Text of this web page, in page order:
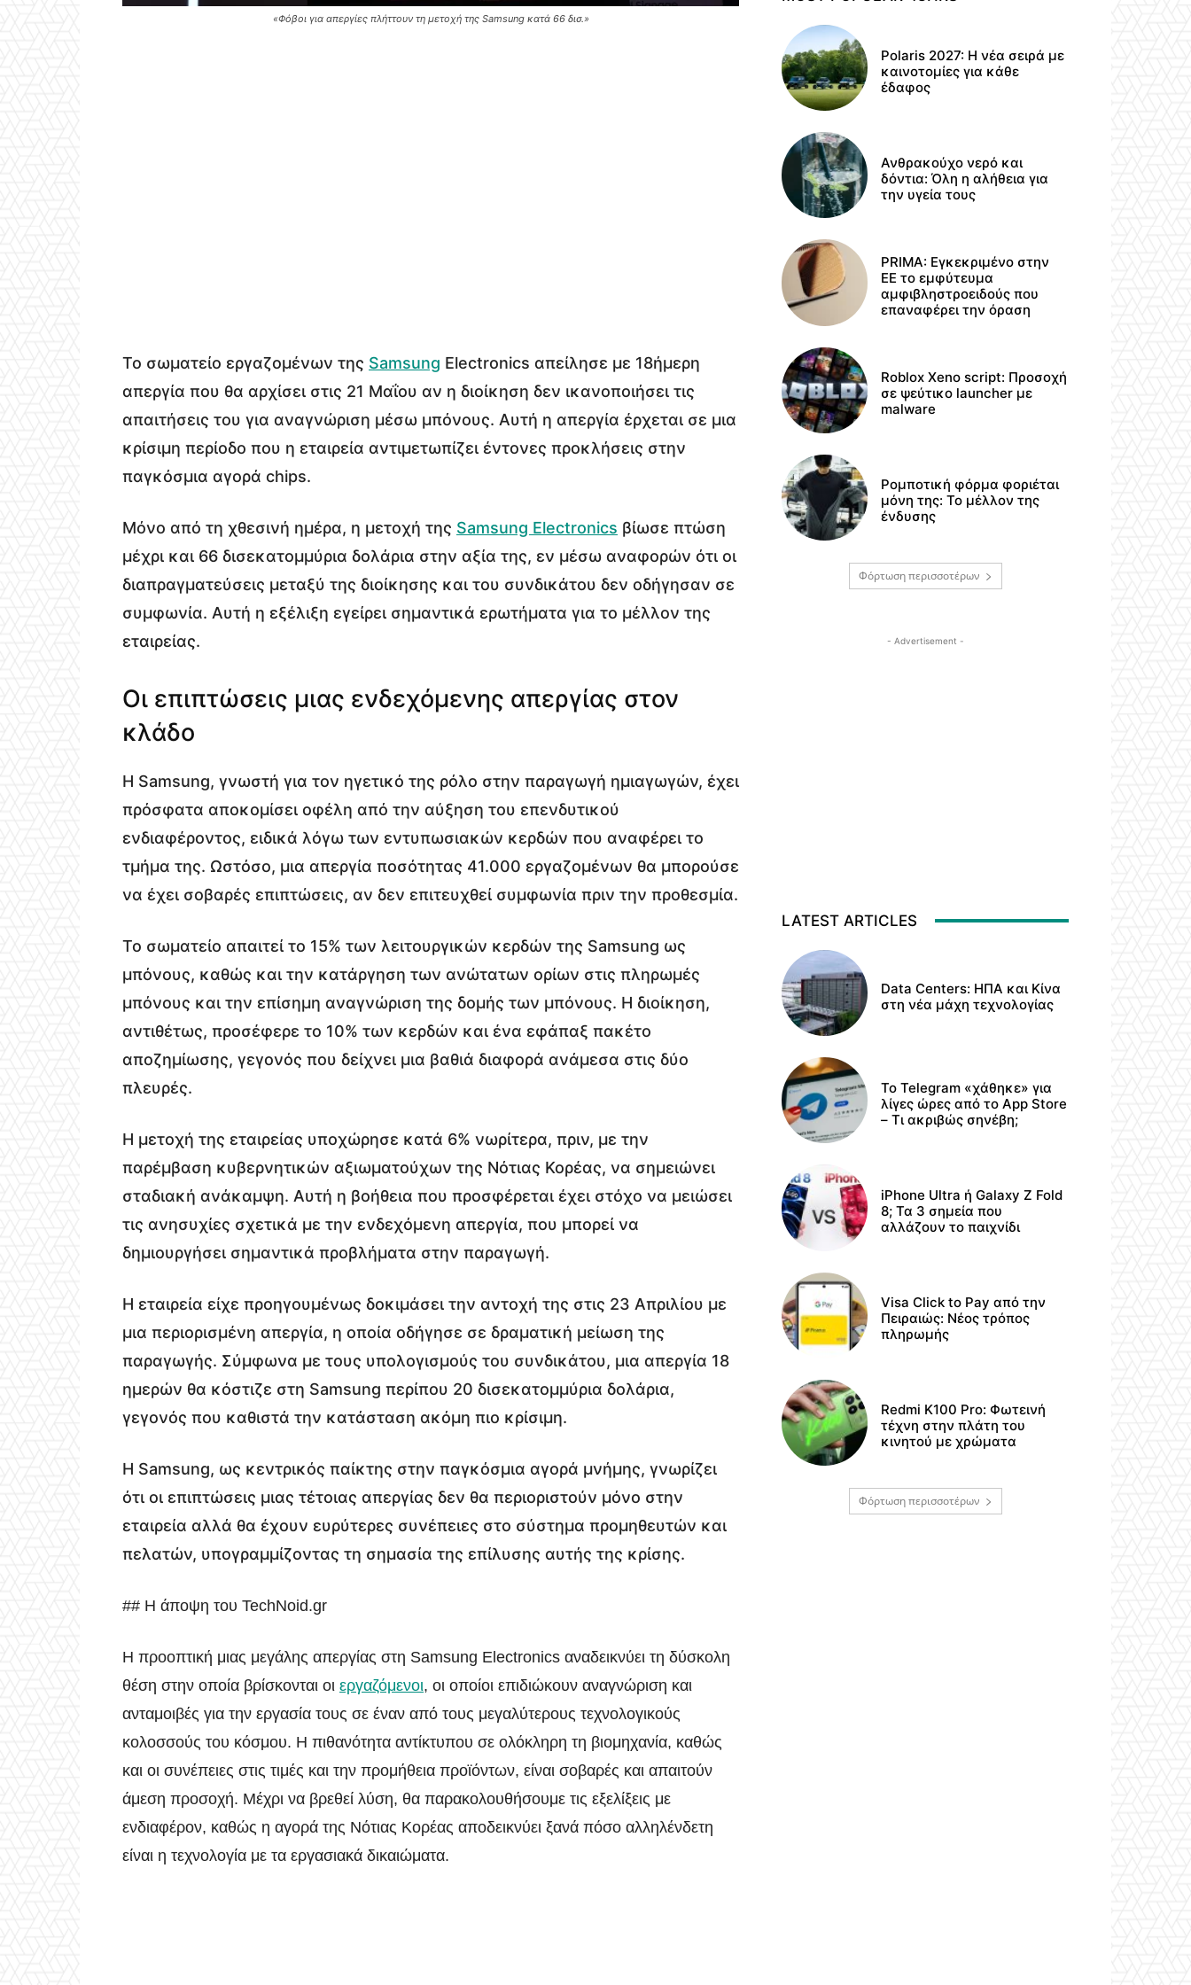
«Φόβοι για απεργίες πλήττουν τη μετοχή της Samsung κατά 66 δισ.»
Το σωματείο εργαζομένων της Samsung Electronics απείλησε με 18ήμερη
απεργία που θα αρχίσει στις 21 Μαΐου αν η διοίκηση δεν ικανοποιήσει τις
απαιτήσεις του για αναγνώριση μέσω μπόνους. Αυτή η απεργία έρχεται σε μια
κρίσιμη περίοδο που η εταιρεία αντιμετωπίζει έντονες προκλήσεις στην
παγκόσμια αγορά chips.
Μόνο από τη χθεσινή ημέρα, η μετοχή της Samsung Electronics βίωσε πτώση
μέχρι και 66 δισεκατομμύρια δολάρια στην αξία της, εν μέσω αναφορών ότι οι
διαπραγματεύσεις μεταξύ της διοίκησης και του συνδικάτου δεν οδήγησαν σε
συμφωνία. Αυτή η εξέλιξη εγείρει σημαντικά ερωτήματα για το μέλλον της
εταιρείας.
Οι επιπτώσεις μιας ενδεχόμενης απεργίας στον
κλάδο
Η Samsung, γνωστή για τον ηγετικό της ρόλο στην παραγωγή ημιαγωγών, έχει
πρόσφατα αποκομίσει οφέλη από την αύξηση του επενδυτικού
ενδιαφέροντος, ειδικά λόγω των εντυπωσιακών κερδών που αναφέρει το
τμήμα της. Ωστόσο, μια απεργία ποσότητας 41.000 εργαζομένων θα μπορούσε
να έχει σοβαρές επιπτώσεις, αν δεν επιτευχθεί συμφωνία πριν την προθεσμία.
Το σωματείο απαιτεί το 15% των λειτουργικών κερδών της Samsung ως
μπόνους, καθώς και την κατάργηση των ανώτατων ορίων στις πληρωμές
μπόνους και την επίσημη αναγνώριση της δομής των μπόνους. Η διοίκηση,
αντιθέτως, προσέφερε το 10% των κερδών και ένα εφάπαξ πακέτο
αποζημίωσης, γεγονός που δείχνει μια βαθιά διαφορά ανάμεσα στις δύο
πλευρές.
Η μετοχή της εταιρείας υποχώρησε κατά 6% νωρίτερα, πριν, με την
παρέμβαση κυβερνητικών αξιωματούχων της Νότιας Κορέας, να σημειώνει
σταδιακή ανάκαμψη. Αυτή η βοήθεια που προσφέρεται έχει στόχο να μειώσει
τις ανησυχίες σχετικά με την ενδεχόμενη απεργία, που μπορεί να
δημιουργήσει σημαντικά προβλήματα στην παραγωγή.
Η εταιρεία είχε προηγουμένως δοκιμάσει την αντοχή της στις 23 Απριλίου με
μια περιορισμένη απεργία, η οποία οδήγησε σε δραματική μείωση της
παραγωγής. Σύμφωνα με τους υπολογισμούς του συνδικάτου, μια απεργία 18
ημερών θα κόστιζε στη Samsung περίπου 20 δισεκατομμύρια δολάρια,
γεγονός που καθιστά την κατάσταση ακόμη πιο κρίσιμη.
Η Samsung, ως κεντρικός παίκτης στην παγκόσμια αγορά μνήμης, γνωρίζει
ότι οι επιπτώσεις μιας τέτοιας απεργίας δεν θα περιοριστούν μόνο στην
εταιρεία αλλά θα έχουν ευρύτερες συνέπειες στο σύστημα προμηθευτών και
πελατών, υπογραμμίζοντας τη σημασία της επίλυσης αυτής της κρίσης.
## Η άποψη του TechNoid.gr
Η προοπτική μιας μεγάλης απεργίας στη Samsung Electronics αναδεικνύει τη δύσκολη
θέση στην οποία βρίσκονται οι εργαζόμενοι, οι οποίοι επιδιώκουν αναγνώριση και
ανταμοιβές για την εργασία τους σε έναν από τους μεγαλύτερους τεχνολογικούς
κολοσσούς του κόσμου. Η πιθανότητα αντίκτυπου σε ολόκληρη τη βιομηχανία, καθώς
και οι συνέπειες στις τιμές και την προμήθεια προϊόντων, είναι σοβαρές και απαιτούν
άμεση προσοχή. Μέχρι να βρεθεί λύση, θα παρακολουθήσουμε τις εξελίξεις με
ενδιαφέρον, καθώς η αγορά της Νότιας Κορέας αποδεικνύει ξανά πόσο αλληλένδετη
είναι η τεχνολογία με τα εργασιακά δικαιώματα.
Polaris 2027: Η νέα σειρά με
καινοτομίες για κάθε
έδαφος
Ανθρακούχο νερό και
δόντια: Όλη η αλήθεια για
την υγεία τους
PRIMA: Εγκεκριμένο στην
ΕΕ το εμφύτευμα
αμφιβληστροειδούς που
επαναφέρει την όραση
Roblox Xeno script: Προσοχή
σε ψεύτικο launcher με
malware
Ρομποτική φόρμα φοριέται
μόνη της: Το μέλλον της
ένδυσης
Φόρτωση περισσοτέρων
- Advertisement -
LATEST ARTICLES
Data Centers: ΗΠΑ και Κίνα
στη νέα μάχη τεχνολογίας
Το Telegram «χάθηκε» για
λίγες ώρες από το App Store
– Τι ακριβώς σηνέβη;
iPhone Ultra ή Galaxy Z Fold
8; Τα 3 σημεία που
αλλάζουν το παιχνίδι
Visa Click to Pay από την
Πειραιώς: Νέος τρόπος
πληρωμής
Redmi K100 Pro: Φωτεινή
τέχνη στην πλάτη του
κινητού με χρώματα
Φόρτωση περισσοτέρων